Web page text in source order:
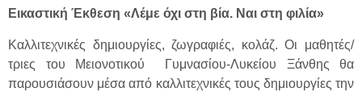
Εικαστική Έκθεση «Λέμε όχι στη βία. Ναι στη φιλία»
Καλλιτεχνικές δημιουργίες, ζωγραφιές, κολάζ. Οι μαθητές/
τριες του Μειονοτικού Γυμνασίου-Λυκείου Ξάνθης θα
παρουσιάσουν μέσα από καλλιτεχνικές τους δημιουργίες την